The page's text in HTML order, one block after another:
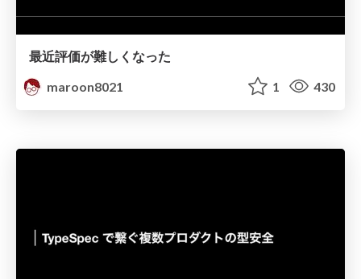
最近評価が難しくなった
maroon8021
1 430